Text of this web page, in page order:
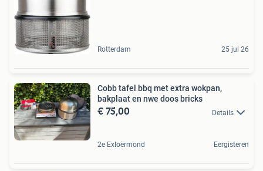
Rotterdam 25 jul 26
Cobb tafel bbq met extra wokpan,
bakplaat en nwe doos bricks
€ 75,00 Details
2e Exloërmond Eergisteren